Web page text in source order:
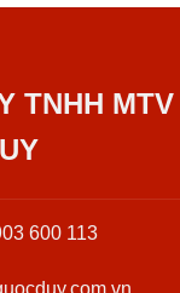
TNHH
600 113